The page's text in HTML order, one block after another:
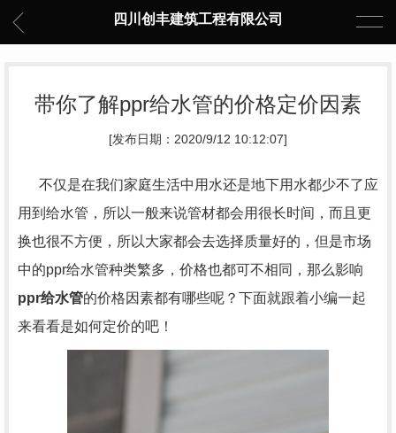
四川创丰建筑工程有限公司
带你了解ppr给水管的价格定价因素
[发布日期：2020/9/12 10:12:07]
不仅是在我们家庭生活中用水还是地下用水都少不了应
用到给水管，所以一般来说管材都会用很长时间，而且更
换也很不方便，所以大家都会去选择质量好的，但是市场
中的ppr给水管种类繁多，价格也都可不相同，那么影响
ppr给水管的价格因素都有哪些呢？下面就跟着小编一起
来看看是如何定价的吧！